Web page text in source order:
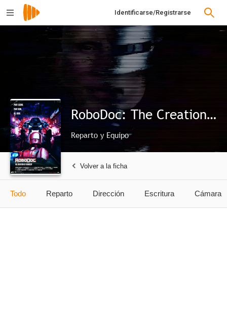
Identificarse/Registrarse
RoboDoc: The Creation of Robocop
Reparto y Equipo
Volver a la ficha
Todo Reparto Dirección Escritura Cámara